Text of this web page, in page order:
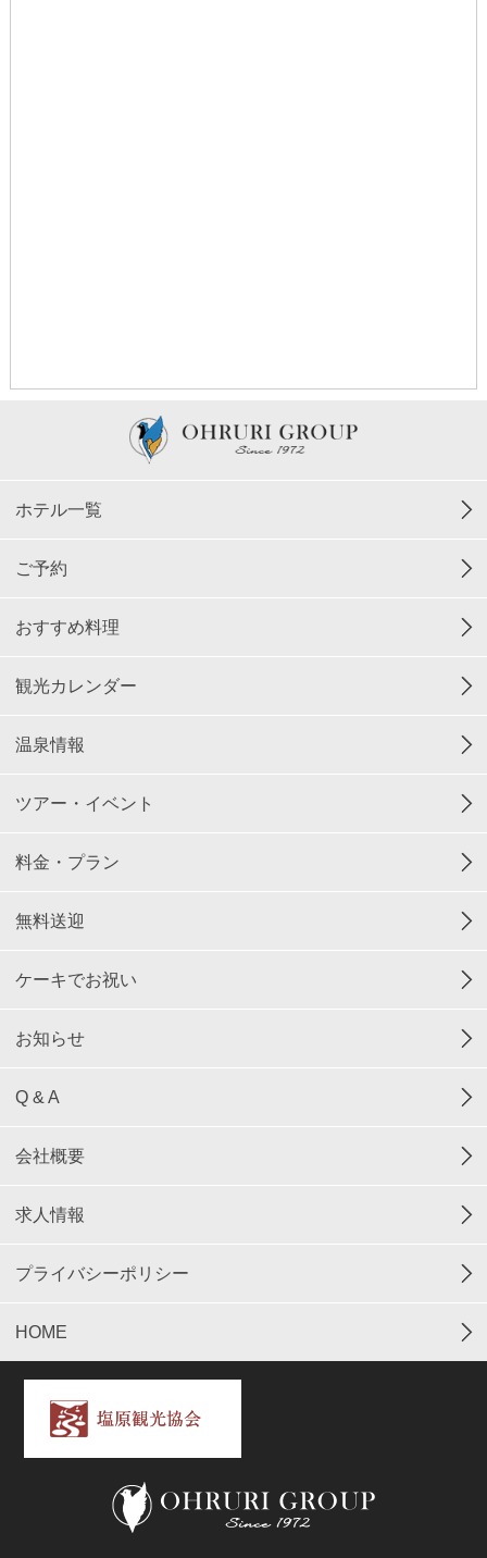
ホテル一覧
ご予約
おすすめ料理
観光カレンダー
温泉情報
ツアー・イベント
料金・プラン
無料送迎
ケーキでお祝い
お知らせ
Q & A
会社概要
求人情報
プライバシーポリシー
HOME